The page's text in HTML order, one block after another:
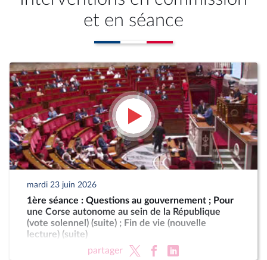
et en séance
mardi 23 juin 2026
1ère séance : Questions au gouvernement ; Pour
une Corse autonome au sein de la République
(vote solennel) (suite) ; Fin de vie (nouvelle
lecture) (suite)
partager